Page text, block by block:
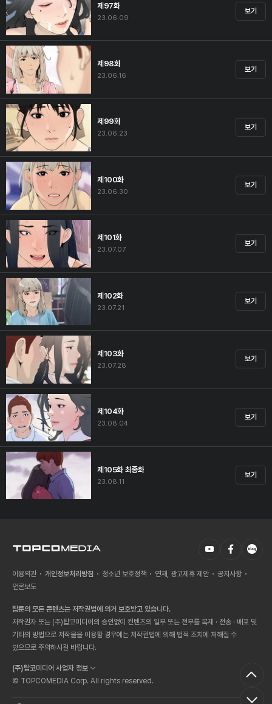
제97화
23.06.09
보기
제98화
23.06.16
보기
제99화
23.06.23
보기
제100화
23.06.30
보기
제101화
23.07.07
보기
제102화
23.07.21
보기
제103화
23.07.28
보기
제104화
23.08.04
보기
제105화 최종화
23.08.11
보기
이용약관 개인정보처리방침 청소년 보호정책 연재, 광고제휴 제안
공지사항
언론보도
탑툰의 모든 콘텐츠는 저작권법에 의거 보호받고 있습니다.
저작권자 또는 (주)탑코미디어의 승인없이 컨텐츠의 일부 또는 전부를 복제 · 전송 · 배포 및
기타의 방법으로 저작물을 이용할 경우에는 저작권법에 의해 법적 조치에 처해질 수
있으므로 주의하시길 바랍니다.
(주)탑코미디어 사업자 정보
© TOPCOMEDIA Corp. All rights reserved.